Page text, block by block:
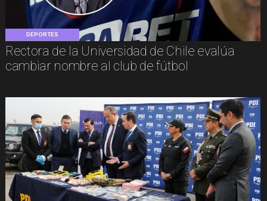
DEPORTES
Rectora de la Universidad de Chile evalúa
cambiar nombre al club de fútbol